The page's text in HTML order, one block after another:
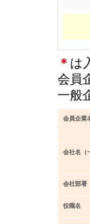
＊ は
会員
一般
会員企業
会社名（
会社部署
役職名